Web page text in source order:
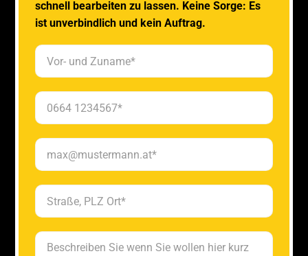
schnell bearbeiten zu lassen. Keine Sorge: Es
ist unverbindlich und kein Auftrag.